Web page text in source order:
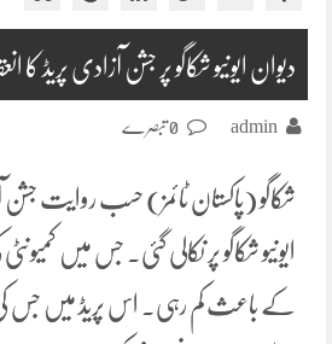
دیوان ایونیو شکاگو پر جشن آزادی پریڈ کا
admin
شکاگو (پاکستان ٹائمز) حسب روایت جشن
ایونیو شکاگو پر نکالی گئی۔ جس میں
کے باعث کم رہی۔ اس پریڈ میں جس